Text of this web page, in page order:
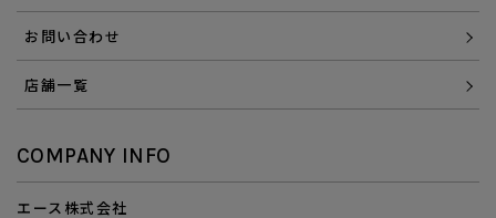
お問い合わせ
店舗一覧
COMPANY INFO
エース株式会社